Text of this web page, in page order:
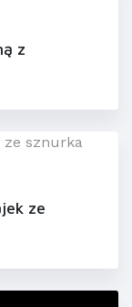
z
ze